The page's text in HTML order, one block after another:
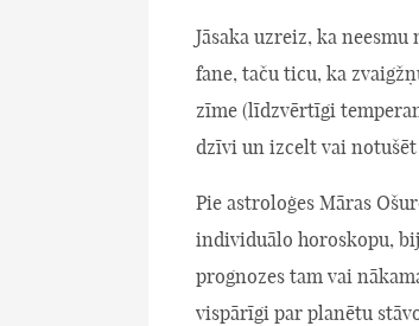
Jāsaka uzreiz, ka
fane, taču ticu, ka
zīme (līdzvērtīgi
dzīvi un izcelt vai
Pie astroloģes Māras
individuālo horoskopu,
prognozes tam vai
vispārīgi par planētu